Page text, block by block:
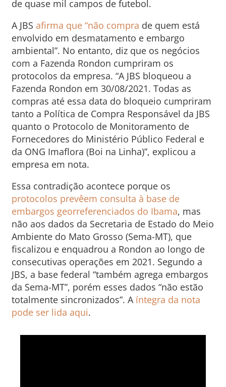
de quase mil campos de futebol.
A JBS afirma que “não compra de quem está
envolvido em desmatamento e embargo
ambiental”. No entanto, diz que os negócios
com a Fazenda Rondon cumpriram os
protocolos da empresa. “A JBS bloqueou a
Fazenda Rondon em 30/08/2021. Todas as
compras até essa data do bloqueio cumpriram
tanto a Política de Compra Responsável da JBS
quanto o Protocolo de Monitoramento de
Fornecedores do Ministério Público Federal e
da ONG Imaflora (Boi na Linha)”, explicou a
empresa em nota.
Essa contradição acontece porque os
protocolos prevêem consulta à base de
embargos georreferenciados do Ibama, mas
não aos dados da Secretaria de Estado do Meio
Ambiente do Mato Grosso (Sema-MT), que
fiscalizou e enquadrou a Rondon ao longo de
consecutivas operações em 2021. Segundo a
JBS, a base federal “também agrega embargos
da Sema-MT”, porém esses dados “não estão
totalmente sincronizados”. A íntegra da nota
pode ser lida aqui.